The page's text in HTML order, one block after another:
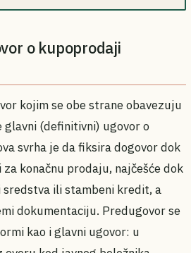
o kupoprodaji
kojim se obe strane obavezuju
glavni (definitivni) ugovor o
svrha je da fiksira dogovor dok
konačnu prodaju, najčešće dok
sredstva ili stambeni kredit, a
dokumentaciju. Predugovor se
kao i glavni ugovor: u